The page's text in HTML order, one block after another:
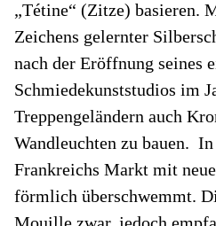
„Tétine“ (Zitze) basieren.
Zeichens gelernter
nach der Eröffnung seines
Schmiedekunststudios im
Treppengeländern auch
Wandleuchten zu bauen.
Frankreichs Markt mit
förmlich überschwemmt.